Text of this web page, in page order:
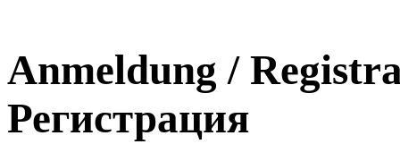
Anmeldung /
Регистрация